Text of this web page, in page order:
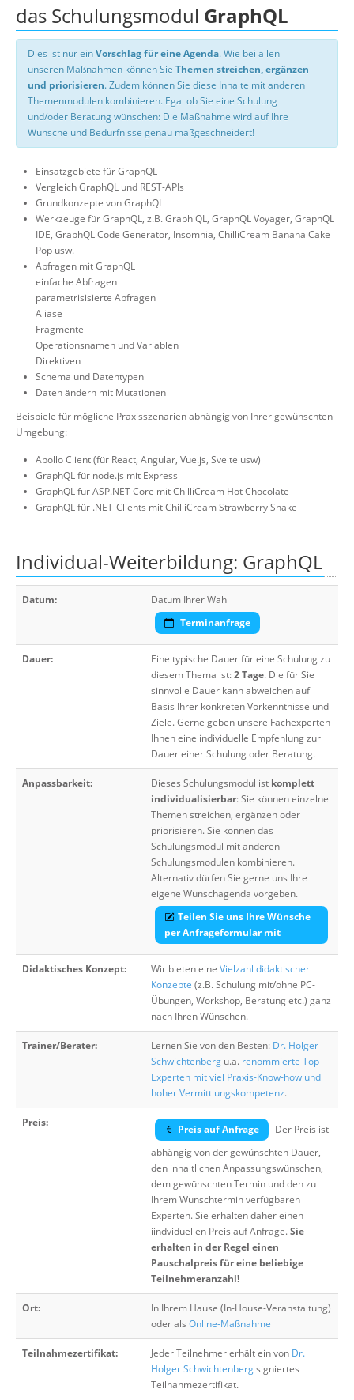
das Schulungsmodul GraphQL
Dies ist nur einVorschlag für eine Agenda. Wie bei allen
unseren Maßnahmen können Sie Themen streichen, ergänzen
und priorisieren. Zudem können Sie diese Inhalte mit anderen
Themenmodulen kombinieren. Egal ob Sie eine Schulung
und/oder Beratung wünschen: Die Maßnahme wird auf Ihre
Wünsche und Bedürfnisse genau maßgeschneidert!
Einsatzgebiete für GraphQL
Vergleich GraphQL und REST-APIs
Grundkonzepte von GraphQL
Werkzeuge für GraphQL, z.B. GraphiQL, GraphQL Voyager, GraphQL
IDE, GraphQL Code Generator, Insomnia, ChilliCream Banana Cake
Pop usw.
Abfragen mit GraphQL
einfache Abfragen
parametrisisierte Abfragen
Aliase
Fragmente
Operationsnamen und Variablen
Direktiven
Schema und Datentypen
Daten ändern mit Mutationen
Beispiele für mögliche Praxisszenarien abhängig von Ihrer gewünschten
Umgebung:
Apollo Client (für React, Angular, Vue.js, Svelte usw)
GraphQL für node.js mit Express
GraphQL für ASP.NET Core mit ChilliCream Hot Chocolate
GraphQL für .NET-Clients mit ChilliCream Strawberry Shake
Individual-Weiterbildung: GraphQL
Datum:
Datum Ihrer Wahl
Terminanfrage
Dauer:
Eine typische Dauer für eine Schulung zu
diesem Thema ist:2 Tage. Die für Sie
sinnvolle Dauer kann abweichen auf
Basis Ihrer konkreten Vorkenntnisse und
Ziele. Gerne geben unsere Fachexperten
Ihnen eine individuelle Empfehlung zur
Dauer einer Schulung oder Beratung.
Anpassbarkeit: Dieses Schulungsmodul ist komplett
individualisierbar: Sie können einzelne
Themen streichen, ergänzen oder
priorisieren. Sie können das
Schulungsmodul mit anderen
Schulungsmodulen kombinieren.
Alternativ dürfen Sie gerne uns Ihre
eigene Wunschagenda vorgeben.
Teilen Sie uns Ihre Wünsche
per Anfrageformular mit
Didaktisches Konzept: Wir bieten eine Vielzahl didaktischer
Konzepte (z.B. Schulung mit/ohne PC-
Übungen, Workshop, Beratung etc.) ganz
nach Ihren Wünschen.
Trainer/Berater: Lernen Sie von den Besten: Dr. Holger
Schwichtenberg u.a. renommierte Top-
Experten mit viel Praxis-Know-how und
hoher Vermittlungskompetenz.
Preis:
Preis auf Anfrage
Der Preis ist
abhängig von der gewünschten Dauer,
den inhaltlichen Anpassungswünschen,
dem gewünschten Termin und den zu
Ihrem Wunschtermin verfügbaren
Experten. Sie erhalten daher einen
iindviduellen Preis auf Anfrage.Sie
erhalten in der Regel einen
Pauschalpreis für eine beliebige
Teilnehmeranzahl!
Ort:
In Ihrem Hause (In-House-Veranstaltung)
oder als Online-Maßnahme
Teilnahmezertifikat: Jeder Teilnehmer erhält ein von Dr.
Holger Schwichtenbergsigniertes
Teilnahmezertifikat.